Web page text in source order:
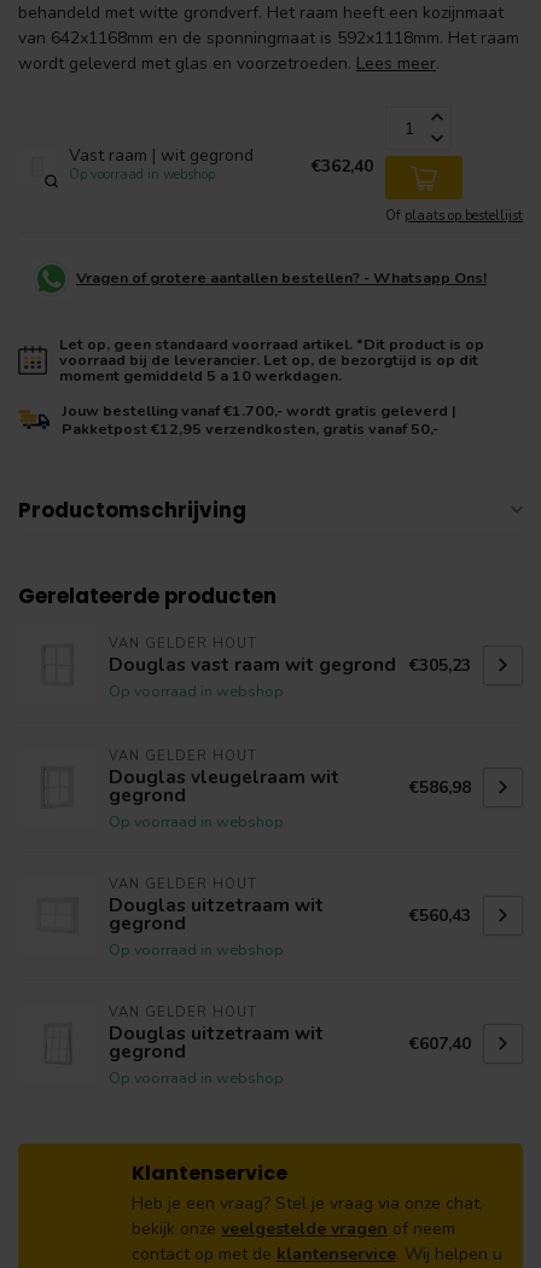
behandeld met witte grondverf. Het raam heeft een kozijnmaat
van 642x1168mm en de sponningmaat is 592x1118mm. Het raam
wordt geleverd met glas en voorzetroeden. Lees meer.
Vast raam | wit gegrond
Op voorraad in webshop €362,40
Of plaats op bestellijst
Vragen of grotere aantallen bestellen? - Whatsapp Ons!
Let op, geen standaard voorraad artikel. *Dit product is op
voorraad bij de leverancier. Let op, de bezorgtijd is op dit
moment gemiddeld 5 a 10 werkdagen.
Jouw bestelling vanaf €1.700,- wordt gratis geleverd |
Pakketpost €12,95 verzendkosten, gratis vanaf 50,-
Productomschrijving
Gerelateerde producten
VAN GELDER HOUT
Douglas vast raam wit gegrond
Op voorraad in webshop
€305,23
VAN GELDER HOUT
Douglas vleugelraam wit
gegrond
Op voorraad in webshop
€586,98
VAN GELDER HOUT
Douglas uitzetraam wit
gegrond
Op voorraad in webshop
€560,43
VAN GELDER HOUT
Douglas uitzetraam wit
gegrond
Op voorraad in webshop
€607,40
Klantenservice
Heb je een vraag? Stel je vraag via onze chat,
bekijk onze veelgestelde vragen of neem
contact op met de klantenservice. Wij helpen u